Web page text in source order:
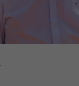
Ihrer
Webseiten-